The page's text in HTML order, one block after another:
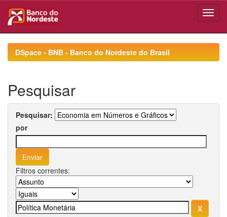
navigationDSpace - BNB - Banco do Nordeste do Brasil
Pesquisar
Pesquisar:
por
Filtros correntes: